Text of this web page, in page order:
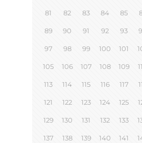
81 82 83 84 85
89 90 91 92 93
97 98 99 100 101
105 106 107 108 109
113 114 115 116 117
121 122 123 124 125
129 130 131 132 133
137 138 139 140 141